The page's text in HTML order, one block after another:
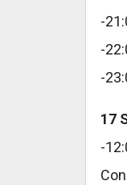
-
-
-
17
-